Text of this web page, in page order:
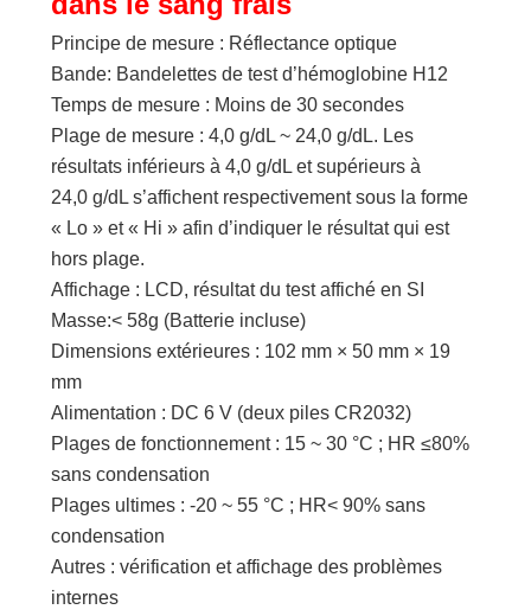
Principe de mesure : Réflectance optique
Bande: Bandelettes de test d’hémoglobine H12
Temps de mesure : Moins de 30 secondes
Plage de mesure : 4,0 g/dL ~ 24,0 g/dL. Les
résultats inférieurs à 4,0 g/dL et supérieurs à
24,0 g/dL s’affichent respectivement sous la forme
« Lo » et « Hi » afin d’indiquer le résultat qui est
hors plage.
Affichage : LCD, résultat du test affiché en SI
Masse:< 58g (Batterie incluse)
Dimensions extérieures : 102 mm × 50 mm × 19
mm
Alimentation : DC 6 V (deux piles CR2032)
Plages de fonctionnement : 15 ~ 30 °C ; HR ≤80%
sans condensation
Plages ultimes : -20 ~ 55 °C ; HR< 90% sans
condensation
Autres : vérification et affichage des problèmes
internes